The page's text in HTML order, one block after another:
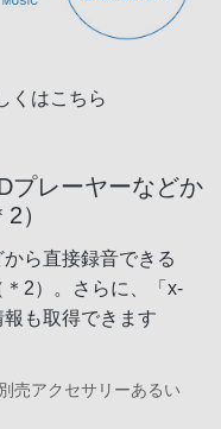
くはこちら
プレーヤーなどか
）
ら直接録音できる
＊2）。さらに、「x-
も取得できます
売アクセサリーあるい